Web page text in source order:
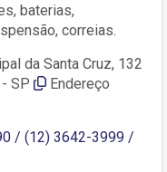
baterias,
correias.
da Santa Cruz, 132
SP
Endereço
/ (12) 3642-3999 /